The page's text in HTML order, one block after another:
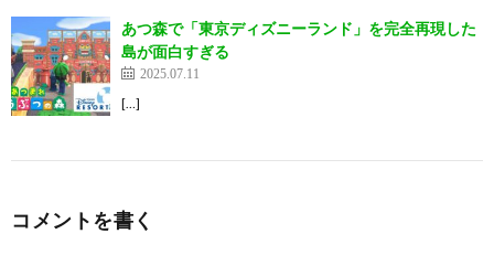
あつ森で「東京ディズニーランド」を完全再現した
島が面白すぎる
2025.07.11
[…]
コメントを書く